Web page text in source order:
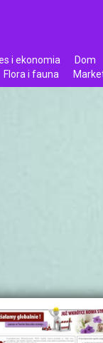
i ekonomia Dom
Flora i fauna